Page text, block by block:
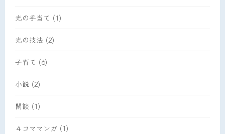
光の手当て (1)
光の技法 (2)
子育て (6)
小説 (2)
閑談 (1)
４コママンガ (1)